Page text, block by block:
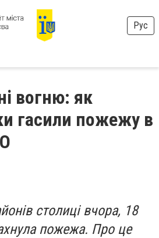
Рус
вогню: як
гасили пожежу в
столиці вчора, 18
пожежа. Про це